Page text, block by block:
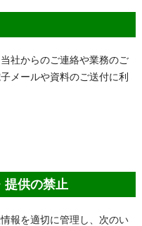
社からのご連絡や業務のご
メールや資料のご送付に利
提供の禁止
報を適切に管理し、次のい